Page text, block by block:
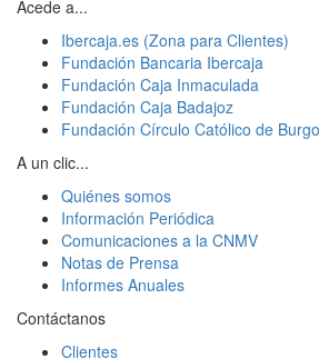
Acede a...
Ibercaja.es (Zona para Clientes)
Fundación Bancaria Ibercaja
Fundación Caja Inmaculada
Fundación Caja Badajoz
Fundación Círculo Católico de
A un clic...
Quiénes somos
Información Periódica
Comunicaciones a la CNMV
Notas de Prensa
Informes Anuales
Contáctanos
Clientes